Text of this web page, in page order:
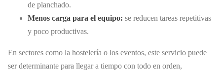
de planchado.
Menos carga para el equipo: se reducen tareas repetitivas
y poco productivas.
En sectores como la hostelería o los eventos, este servicio puede
ser determinante para llegar a tiempo con todo en orden,